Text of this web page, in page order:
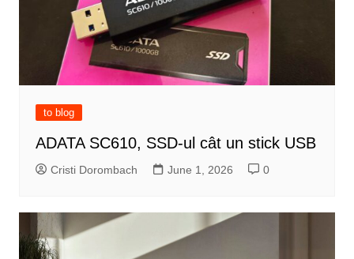
to blog
ADATA SC610, SSD-ul cât un stick USB
Cristi Dorombach June 1, 2026 0